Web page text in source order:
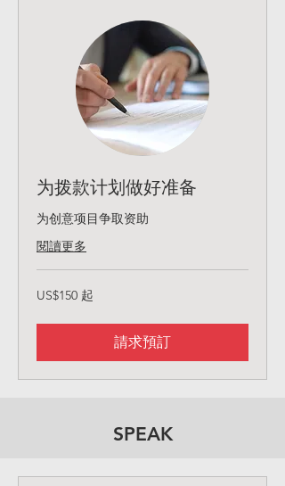
为拨款计划做好准备
为创意项目争取资助
閱讀更多
150
美
起
US$150 起
請求預訂
SPEAK